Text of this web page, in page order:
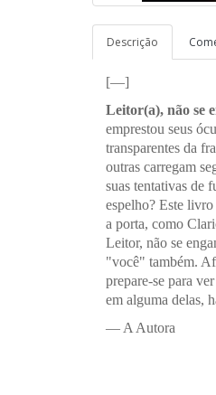
Descrição
[—]
Leitor(a), não se
emprestou seus
transparentes da
outras carregam
suas tentativas de
espelho? Este
a porta, como
Leitor, não se
"você" também.
prepare-se para
em alguma delas,
— A Autora